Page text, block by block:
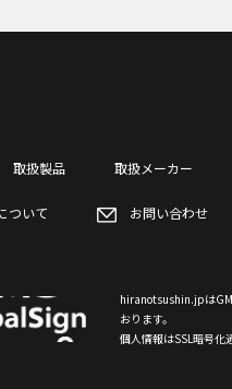
取扱製品 取扱メーカー
ついて お問い合わせ
hiranotsushin.jpは
おります。
個人情報はSSL暗号化